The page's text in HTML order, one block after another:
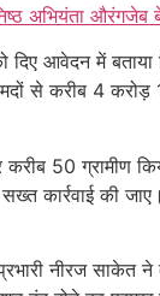
अभियंता औरंगजेब
आवेदन में बताया
मदों से करीब 4
50 ग्रामीण
कार्रवाई की
नीरज